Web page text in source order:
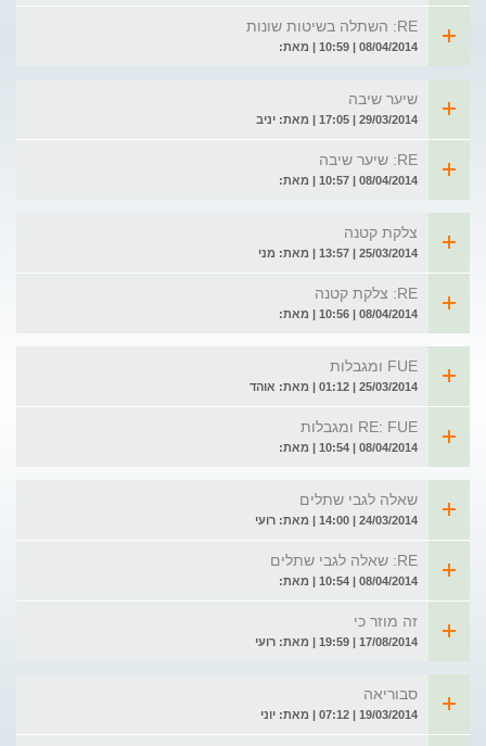
RE: השתלה בשיטות שונות
08/04/2014 | 10:59 | מאת:
שיער שיבה
29/03/2014 | 17:05 | מאת: יניב
RE: שיער שיבה
08/04/2014 | 10:57 | מאת:
צלקת קטנה
25/03/2014 | 13:57 | מאת: מני
RE: צלקת קטנה
08/04/2014 | 10:56 | מאת:
FUE ומגבלות
25/03/2014 | 01:12 | מאת: אוהד
RE: FUE ומגבלות
08/04/2014 | 10:54 | מאת:
שאלה לגבי שתלים
24/03/2014 | 14:00 | מאת: רועי
RE: שאלה לגבי שתלים
08/04/2014 | 10:54 | מאת:
זה מוזר כי
17/08/2014 | 19:59 | מאת: רועי
סבוריאה
19/03/2014 | 07:12 | מאת: יוני